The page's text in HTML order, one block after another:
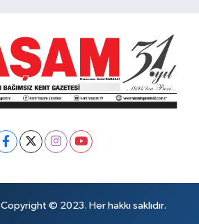
Copyright © 2023. Her hakkı saklıdır.